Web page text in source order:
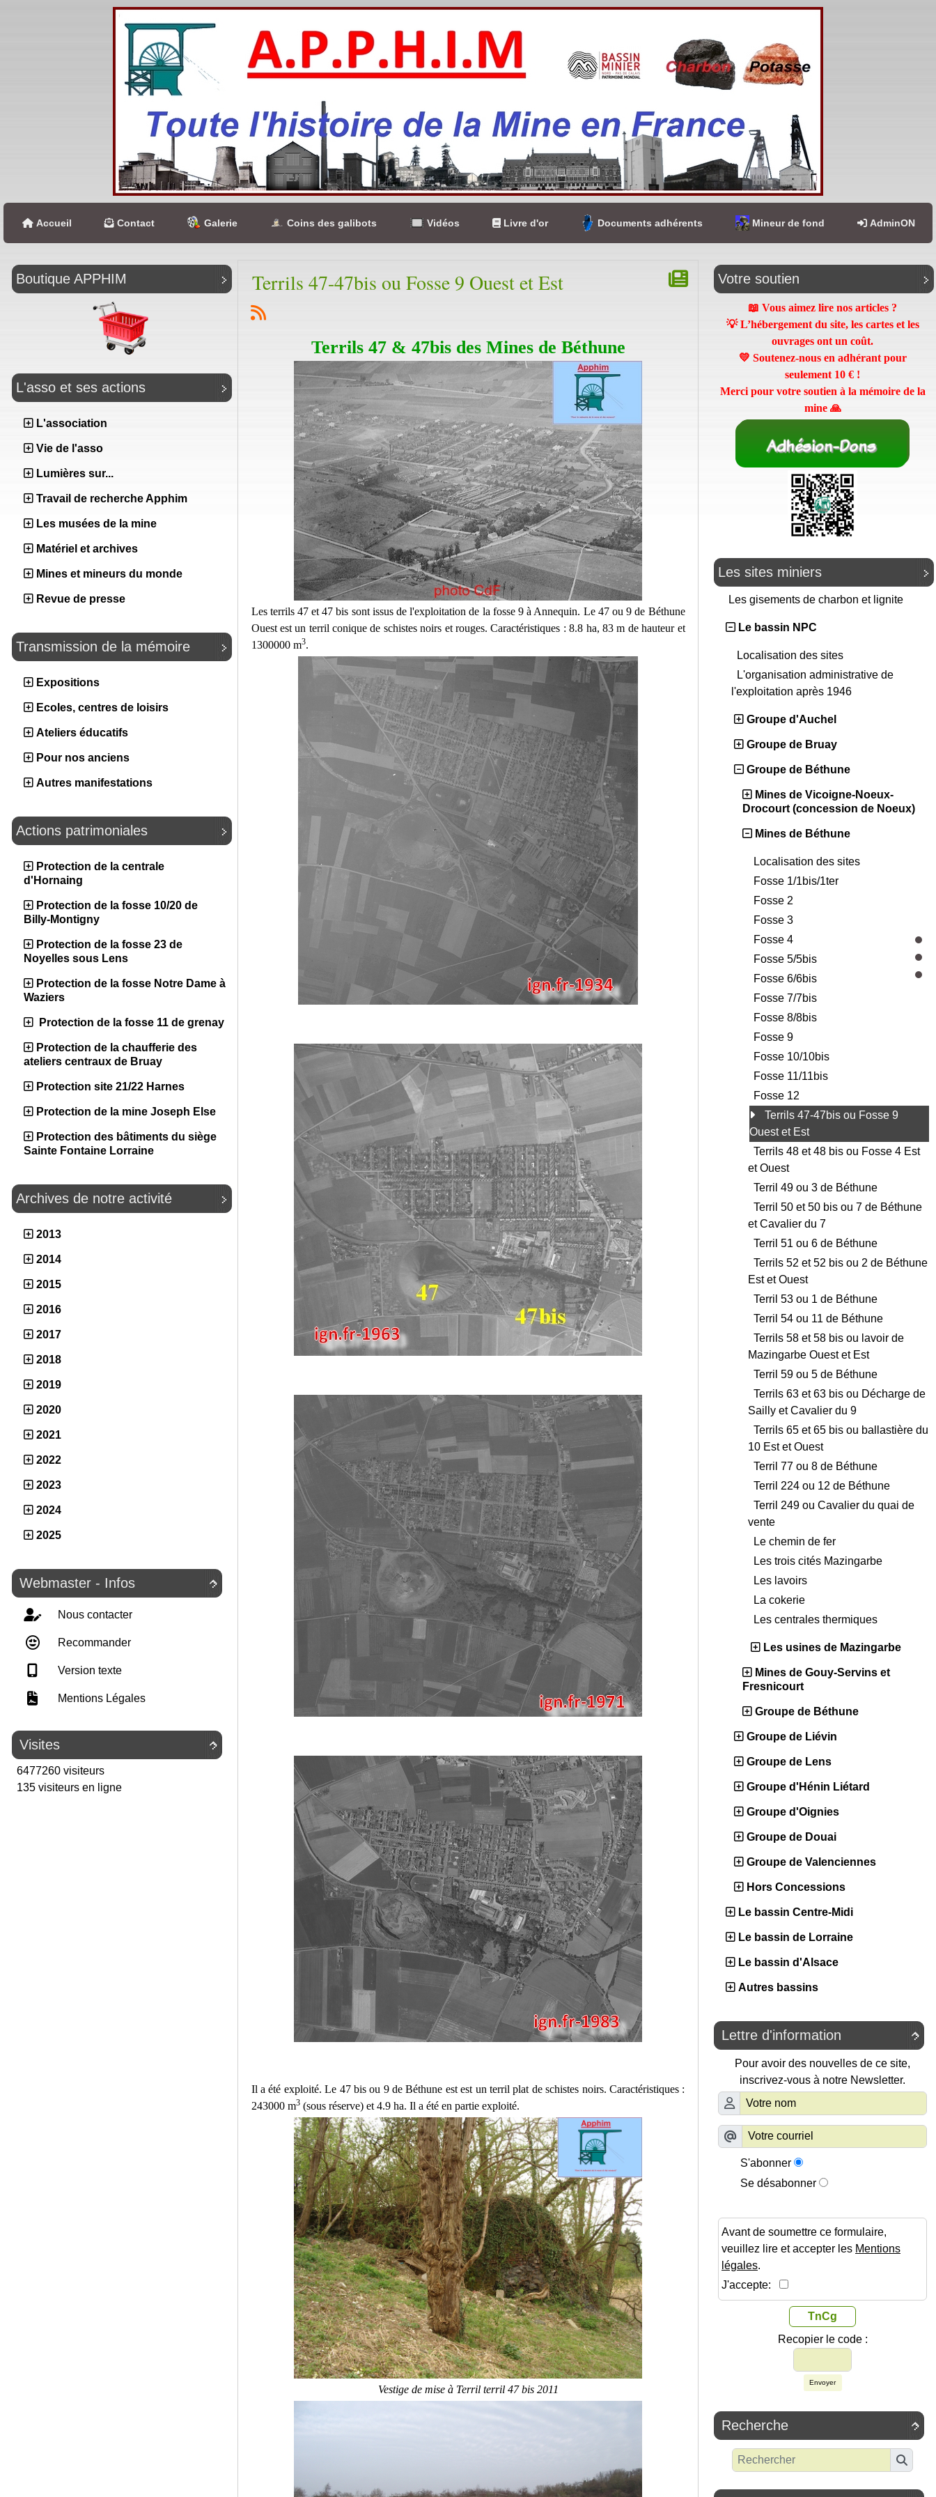
Accueil Contact Galerie Coins des galibots Vidéos Livre d'or Documents adhérents Mineur de fond AdminON
Boutique APPHIM
L'asso et ses actions
L'association
Vie de l'asso
Lumières sur...
Travail de recherche Apphim
Les musées de la mine
Matériel et archives
Mines et mineurs du monde
Revue de presse
Transmission de la mémoire
Expositions
Ecoles, centres de loisirs
Ateliers éducatifs
Pour nos anciens
Autres manifestations
Actions patrimoniales
Protection de la centrale
d'Hornaing
Protection de la fosse 10/20 de
Billy-Montigny
Protection de la fosse 23 de
Noyelles sous Lens
Protection de la fosse Notre Dame à
Waziers
Protection de la fosse 11 de grenay
Protection de la chaufferie des
ateliers centraux de Bruay
Protection site 21/22 Harnes
Protection de la mine Joseph Else
Protection des bâtiments du siège
Sainte Fontaine Lorraine
Archives de notre activité
2013
2014
2015
2016
2017
2018
2019
2020
2021
2022
2023
2024
2025

Webmaster - Infos
Nous contacter
Recommander
Version texte
Mentions Légales

Visites
6477260 visiteurs
135 visiteurs en ligne
Terrils 47-47bis ou Fosse 9 Ouest et Est
Terrils 47 & 47bis des Mines de Béthune
Les terrils 47 et 47 bis sont issus de l'exploitation de la fosse 9 à Annequin. Le 47 ou 9 de Béthune
Ouest est un terril conique de schistes noirs et rouges. Caractéristiques : 8.8 ha, 83 m de hauteur et
1300000 m3.
Il a été exploité. Le 47 bis ou 9 de Béthune est est un terril plat de schistes noirs. Caractéristiques :
243000 m3(sous réserve) et 4.9 ha. Il a été en partie exploité.
Vestige de mise à Terril terril 47 bis 2011
Votre soutien
📖 Vous aimez lire nos articles ?
💡 L’hébergement du site, les cartes et les
ouvrages ont un coût.
💛 Soutenez-nous en adhérant pour
seulement 10 € !
Merci pour votre soutien à la mémoire de la
mine 🙏
Les sites miniers
Les gisements de charbon et lignite
Le bassin NPC
Localisation des sites
L'organisation administrative de
l'exploitation après 1946
Groupe d'Auchel
Groupe de Bruay
Groupe de Béthune
Mines de Vicoigne-Noeux-
Drocourt (concession de Noeux)
Mines de Béthune
Localisation des sites
Fosse 1/1bis/1ter
Fosse 2
Fosse 3
Fosse 4
Fosse 5/5bis
Fosse 6/6bis
Fosse 7/7bis
Fosse 8/8bis
Fosse 9
Fosse 10/10bis
Fosse 11/11bis
Fosse 12
Terrils 47-47bis ou Fosse 9
Ouest et Est
Terrils 48 et 48 bis ou Fosse 4 Est
et Ouest
Terril 49 ou 3 de Béthune
Terril 50 et 50 bis ou 7 de Béthune
et Cavalier du 7
Terril 51 ou 6 de Béthune
Terrils 52 et 52 bis ou 2 de Béthune
Est et Ouest
Terril 53 ou 1 de Béthune
Terril 54 ou 11 de Béthune
Terrils 58 et 58 bis ou lavoir de
Mazingarbe Ouest et Est
Terril 59 ou 5 de Béthune
Terrils 63 et 63 bis ou Décharge de
Sailly et Cavalier du 9
Terrils 65 et 65 bis ou ballastière du
10 Est et Ouest
Terril 77 ou 8 de Béthune
Terril 224 ou 12 de Béthune
Terril 249 ou Cavalier du quai de
vente
Le chemin de fer
Les trois cités Mazingarbe
Les lavoirs
La cokerie
Les centrales thermiques
Les usines de Mazingarbe
Mines de Gouy-Servins et
Fresnicourt
Groupe de Béthune
Groupe de Liévin
Groupe de Lens
Groupe d'Hénin Liétard
Groupe d'Oignies
Groupe de Douai
Groupe de Valenciennes
Hors Concessions
Le bassin Centre-Midi
Le bassin de Lorraine
Le bassin d'Alsace
Autres bassins

Lettre d'information
Pour avoir des nouvelles de ce site,
inscrivez-vous à notre Newsletter.
S'abonner
Se désabonner
Avant de soumettre ce formulaire,
veuillez lire et accepter les Mentions
légales.
J'accepte:
TnCg
Recopier le code :
Envoyer

Recherche